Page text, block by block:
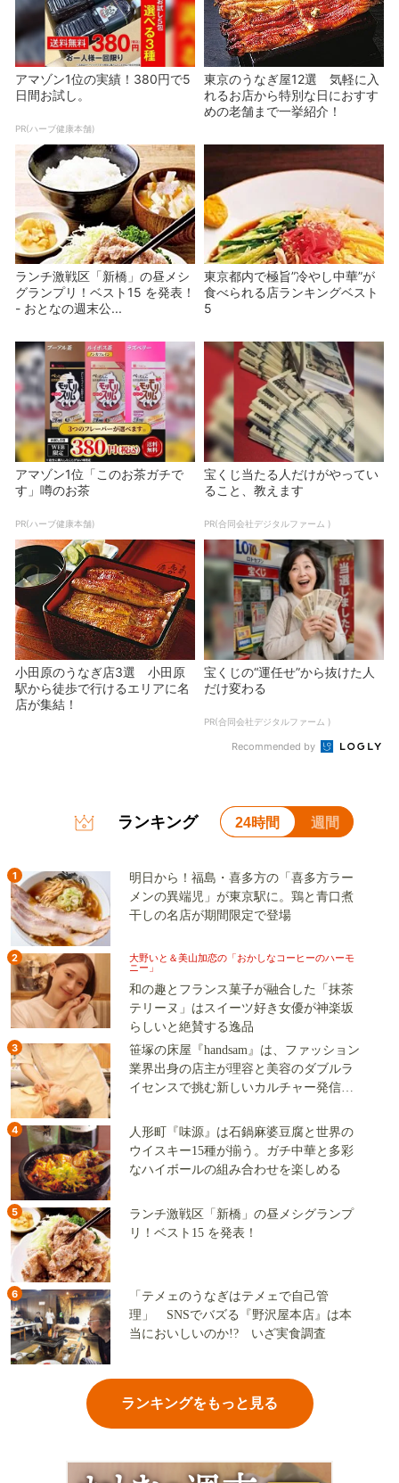
アマゾン1位の実績！380円で5
日間お試し。
PR(ハーブ健康本舗)
東京のうなぎ屋12選 気軽に入
れるお店から特別な日におすす
めの老舗まで一挙紹介！
ランチ激戦区「新橋」の昼メシ
グランプリ！ベスト15 を発表！
- おとなの週末公...
東京都内で極旨”冷やし中華”が
食べられる店ランキングベスト
5
アマゾン1位「このお茶ガチで
す」噂のお茶
PR(ハーブ健康本舗)
宝くじ当たる人だけがやってい
ること、教えます
PR(合同会社デジタルファーム )
小田原のうなぎ店3選 小田原
駅から徒歩で行けるエリアに名
店が集結！
宝くじの“運任せ”から抜けた人
だけ変わる
PR(合同会社デジタルファーム )
Recommended by
ランキング 24時間 週間
1
明日から！福島・喜多方の「喜多方ラー
メンの異端児」が東京駅に。鶏と青口煮
干しの名店が期間限定で登場
2
大野いと＆美山加恋の「おかしなコーヒーのハーモ
ニー」
和の趣とフランス菓子が融合した「抹茶
テリーヌ」はスイーツ好き女優が神楽坂
らしいと絶賛する逸品
3
笹塚の床屋『handsam』は、ファッション
業界出身の店主が理容と美容のダブルラ
イセンスで挑む新しいカルチャー発信基
4
人形町『味源』は石鍋麻婆豆腐と世界の
ウイスキー15種が揃う。ガチ中華と多彩
なハイボールの組み合わせを楽しめる
5
ランチ激戦区「新橋」の昼メシグランプ
リ！ベスト15 を発表！
6
「テメェのうなぎはテメェで自己管
理」 SNSでバズる『野沢屋本店』は本
当においしいのか!? いざ実食調査
ランキングをもっと見る